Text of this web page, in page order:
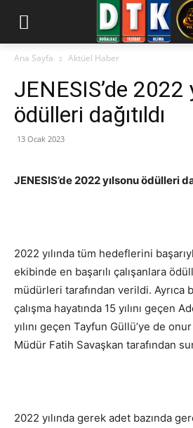
Ana Sayfa Aktüel Haber
JENESIS’de 2022
ödülleri dağıtıldı
13 Ocak 2023
JENESIS’de 2022 yılsonu ödülleri
2022 yılında tüm hedeflerini
ekibinde en başarılı çalışanlara
müdürleri tarafından verildi. Ayrıca
çalışma hayatında 15 yılını geçen
yılını geçen Tayfun Güllü’ye de
Müdür Fatih Savaşkan tarafından
2022 yılında gerek adet bazında